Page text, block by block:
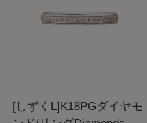
[しずくL]K18PGダイヤモ